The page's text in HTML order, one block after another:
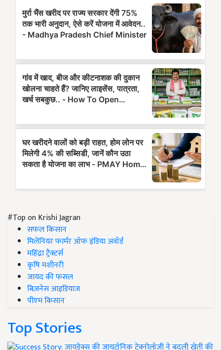
#Top on Krishi Jagran
सफल किसान
मिलेनियर फार्मर ऑफ इंडिया अवॉर्ड
महिंद्रा ट्रैक्टर्स
कृषि मशीनरी
जायद की फसल
बिज़नेस आइडियाज
पीएम किसान
Top Stories